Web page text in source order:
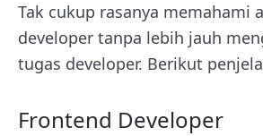
Tak cukup rasanya memahami
developer tanpa lebih jauh
tugas developer. Berikut
Frontend Developer